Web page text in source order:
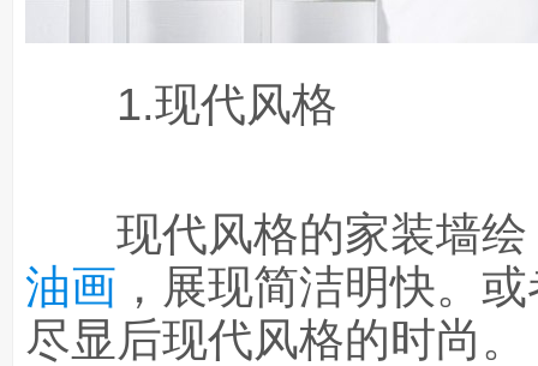
1.现代风格
现代风格的家装墙绘
油画 ，展现简洁明快。
尽显后现代风格的时尚。